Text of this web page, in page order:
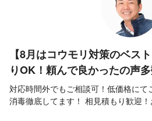
【8月はコウモリ対策のベス
りOK！頼んで良かったの声多
対応時間外でもご相談可！低価格にて
消毒徹底してます！ 相見積もり歓迎